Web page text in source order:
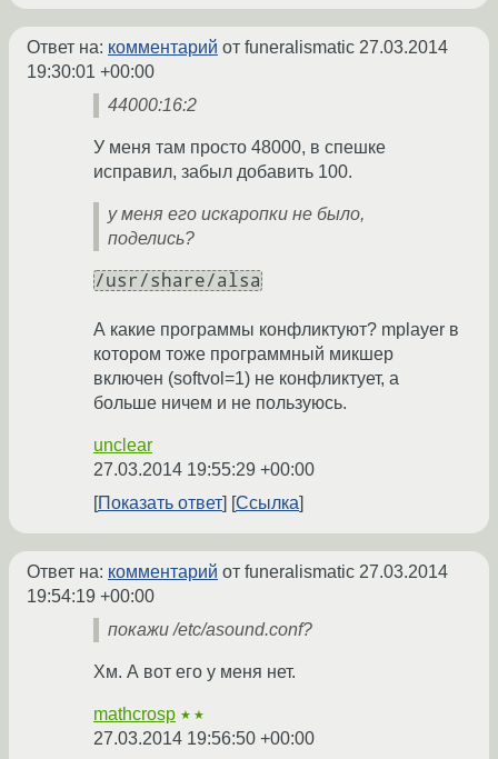
Ответ на: комментарий от funeralismatic 27.03.2014
19:30:01 +00:00
44000:16:2
У меня там просто 48000, в спешке
исправил, забыл добавить 100.
у меня его искаропки не было,
поделись?
/usr/share/alsa
А какие программы конфликтуют? mplayer в
котором тоже программный микшер
включен (softvol=1) не конфликтует, а
больше ничем и не пользуюсь.
unclear
27.03.2014 19:55:29 +00:00
Показать ответ
Ссылка
Ответ на: комментарий от funeralismatic 27.03.2014
19:54:19 +00:00
покажи /etc/asound.conf?
Хм. А вот его у меня нет.
mathcrosp ★★
27.03.2014 19:56:50 +00:00